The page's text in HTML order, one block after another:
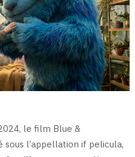
le film Blue &
l’appellation if pelicula,